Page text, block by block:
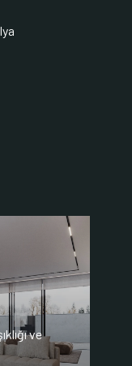
ve